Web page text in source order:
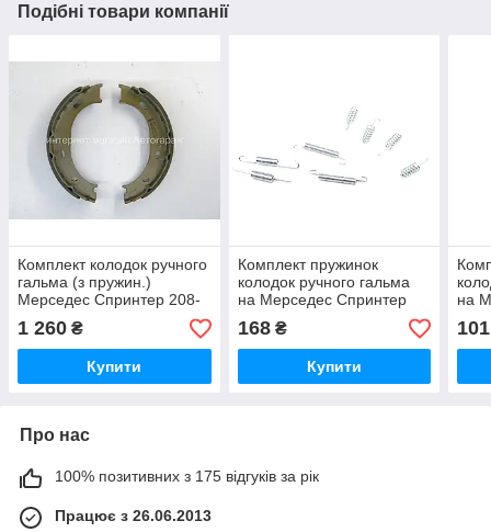
Подібні товари компанії
Комплект колодок ручного
гальма (з пружин.)
Мерседес Спринтер 208-
316 95-06 т колодок
гальмівних передніх
1 260 ₴
Купити
Комплект пружинок
колодок ручного гальма
на Мерседес Спринтер
208-316 (Спарка) 95-06
QUICK BRAKE- QB0774
168₴
Купити
на
906
101
Про нас
100% позитивних з 175 відгуків за рік
Працює з 26.06.2013